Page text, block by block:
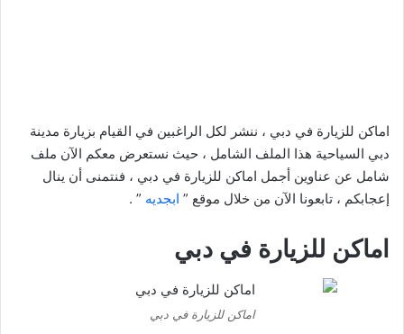
اماكن للزيارة في دبي ، ننشر لكل الراغبين في القيام بزيارة مدينة
دبي السياحية هذا الملف الشامل ، حيث نستعرض معكم الآن ملف
شامل عن عناوين أجمل اماكن للزيارة في دبي ، فنتمنى أن ينال
إعجابكم ، تابعونا الآن من خلال موقع ” ابجديه ” .
اماكن للزيارة في دبي
اماكن للزيارة في دبي